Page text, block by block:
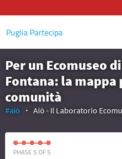
Puglia Partecipa
Per un Ecomuseo
Fontana: la
comunità
#aiò Aiò - Il Laboratorio
PHASE 5 OF 5